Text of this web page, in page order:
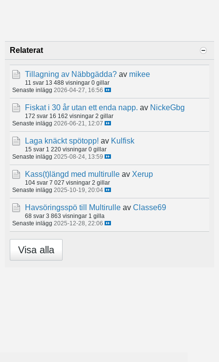
Relaterat
Tillagning av Näbbgädda? av mikee
11 svar 13 488 visningar 0 gillar
Senaste inlägg 2026-04-27, 16:56
Fiskat i 30 år utan ett enda napp. av NickeGbg
172 svar 16 162 visningar 2 gillar
Senaste inlägg 2026-06-21, 12:07
Laga knäckt spötopp! av Kulfisk
15 svar 1 220 visningar 0 gillar
Senaste inlägg 2025-08-24, 13:59
Kass(t)längd med multirulle av Xerup
104 svar 7 027 visningar 2 gillar
Senaste inlägg 2025-10-19, 20:04
Havsöringsspö till Multirulle av Classe69
68 svar 3 863 visningar 1 gilla
Senaste inlägg 2025-12-28, 22:06
Visa alla